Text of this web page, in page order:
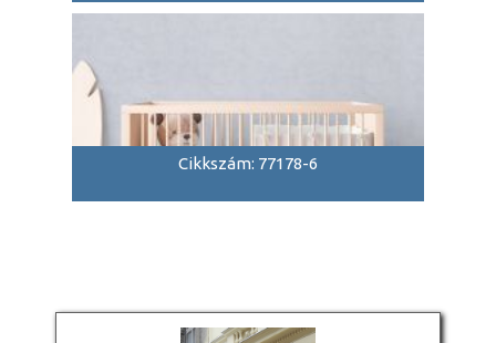
Cikkszám: 77178-6